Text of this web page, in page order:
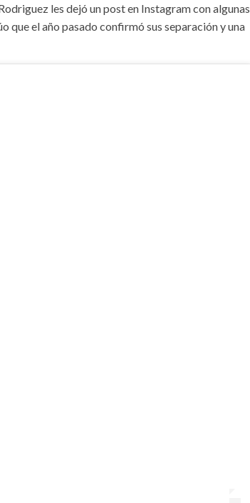
les dejó un post en Instagram con algunas
que el año pasado confirmó sus separación y una